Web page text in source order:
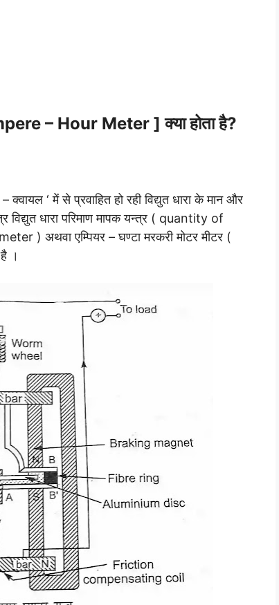
– Hour Meter ]क्या होता है?
‘ में से प्रवाहित हो रही विद्युत धारा के मान और
धारा परिमाण मापक यन्त्र ( quantity of
अथवा एम्पियर – घण्टा मरकरी मोटर मीटर (
।